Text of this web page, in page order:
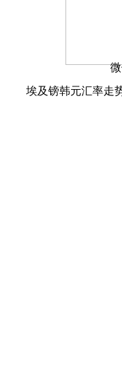
埃及镑韩元汇率走